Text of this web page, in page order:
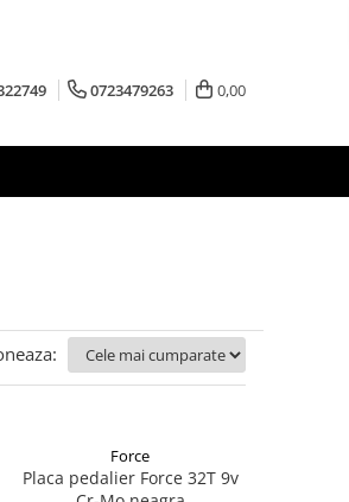
0723479263 0,00
Force
Placa pedalier Force 32T 9v